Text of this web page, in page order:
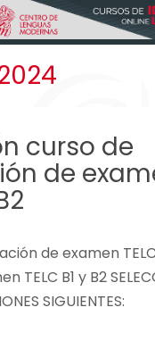
curso de
de
de examen TELC
TELC B1 y B2
SIGUIENTES: